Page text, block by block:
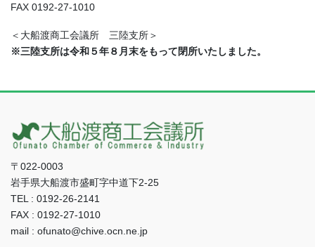
FAX 0192-27-1010
＜大船渡商工会議所 三陸支所＞
※三陸支所は令和５年８月末をもって閉所いたしました。
〒022-0003
岩手県大船渡市盛町字中道下2-25
TEL : 0192-26-2141
FAX : 0192-27-1010
mail : ofunato@chive.ocn.ne.jp